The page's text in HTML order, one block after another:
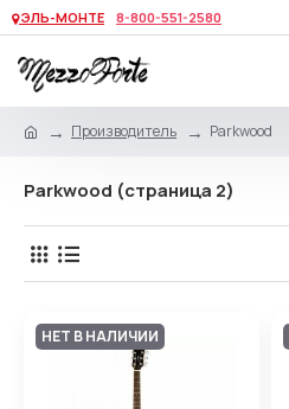
ЭЛЬ-МОНТЕ 8-800-551-2580
Производитель Parkwood
Parkwood (страница 2)
НЕТ В НАЛИЧИИ